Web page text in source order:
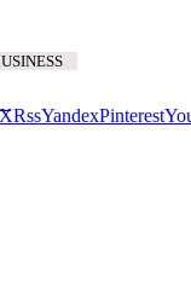
RssYandexPinterest